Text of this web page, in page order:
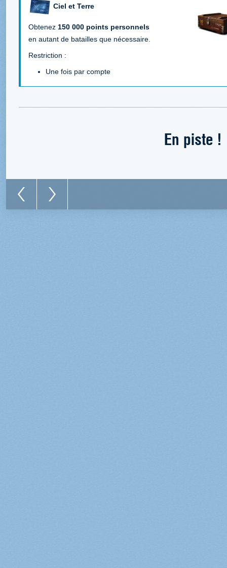
Ciel et Terre
Obtenez 150 000 points personnels
en autant de batailles que nécessaire.
Restriction :
Une fois par compte
En piste !